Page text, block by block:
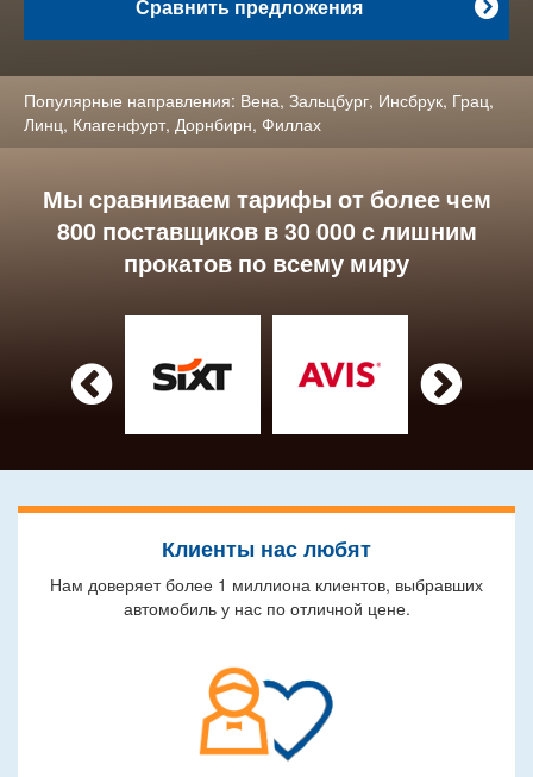

Сравнить предложения
Популярные направления: Вена, Зальцбург, Инсбрук, Грац,
Линц, Клагенфурт, Дорнбирн, Филлах
Мы сравниваем тарифы от более чем
800 поставщиков в 30 000 с лишним
прокатов по всему миру
 
Клиенты нас любят
Нам доверяет более 1 миллиона клиентов, выбравших
автомобиль у нас по отличной цене.